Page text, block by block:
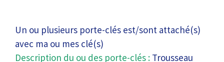
Un ou plusieurs porte-clés est/sont attaché(s)
avec ma ou mes clé(s)
Description du ou des porte-clés : Trousseau